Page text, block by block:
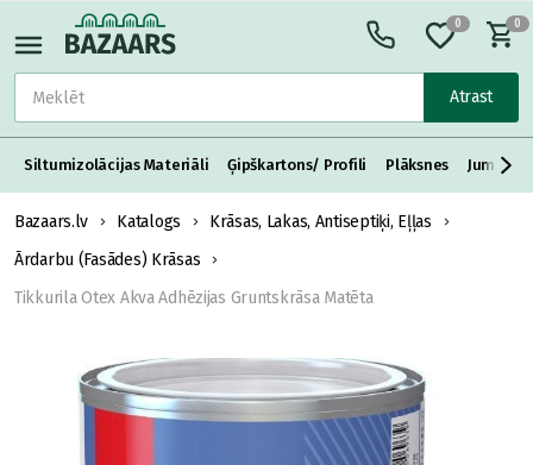
Atrast
0 0
Siltumizolācijas Materiāli Ģipškartons/ Profili Plāksnes Jumta
Bazaars.lv Katalogs
Krāsas, Lakas, Antiseptiķi, Eļļas
Ārdarbu (Fasādes) Krāsas
Tikkurila Otex Akva Adhēzijas Gruntskrāsa Matēta